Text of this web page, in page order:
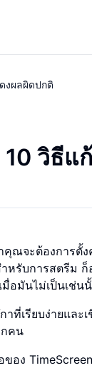
งผลผิดปกติ
วิธีแ
ณจะต้องการตั้
รับการสตรีม
มื่อมันไม่เป็นเช่
ที่เรียบง่ายและ
กคน
ง